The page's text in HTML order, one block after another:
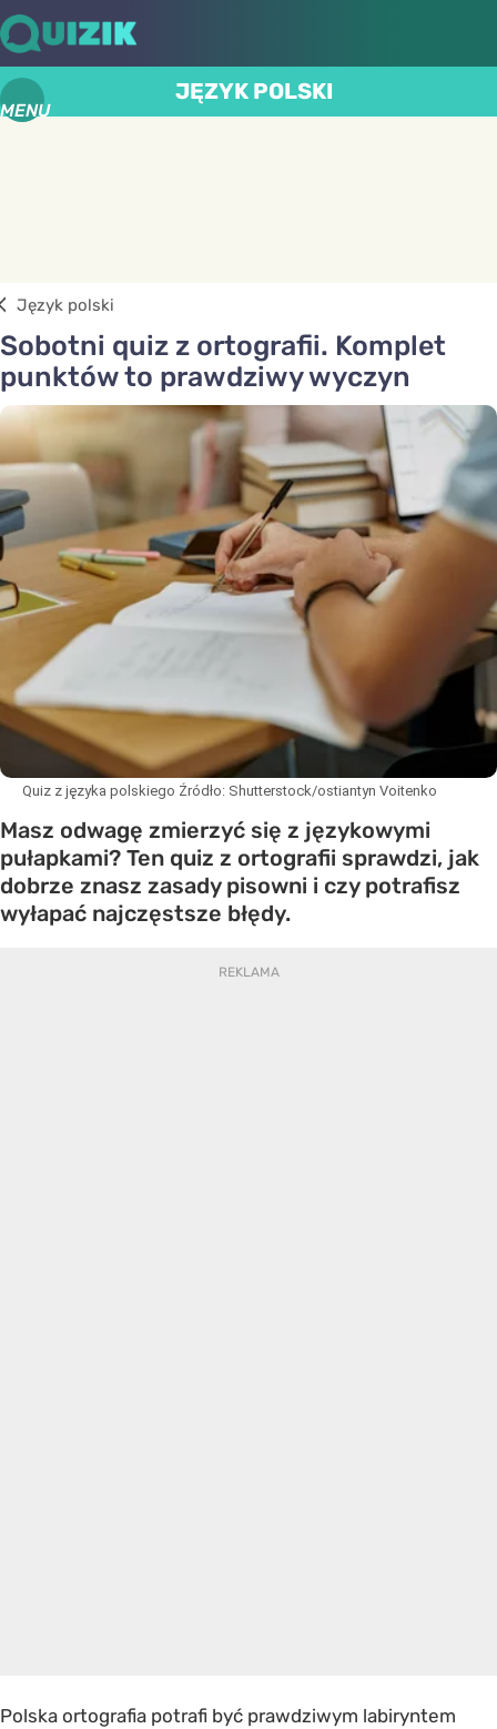
MENU
JĘZYK POLSKI
Język polski
Sobotni quiz z ortografii. Komplet
punktów to prawdziwy wyczyn
Quiz z języka polskiego Źródło: Shutterstock/ostiantyn Voitenko
Masz odwagę zmierzyć się z językowymi
pułapkami? Ten quiz z ortografii sprawdzi, jak
dobrze znasz zasady pisowni i czy potrafisz
wyłapać najczęstsze błędy.
Polska ortografia potrafi być prawdziwym labiryntem